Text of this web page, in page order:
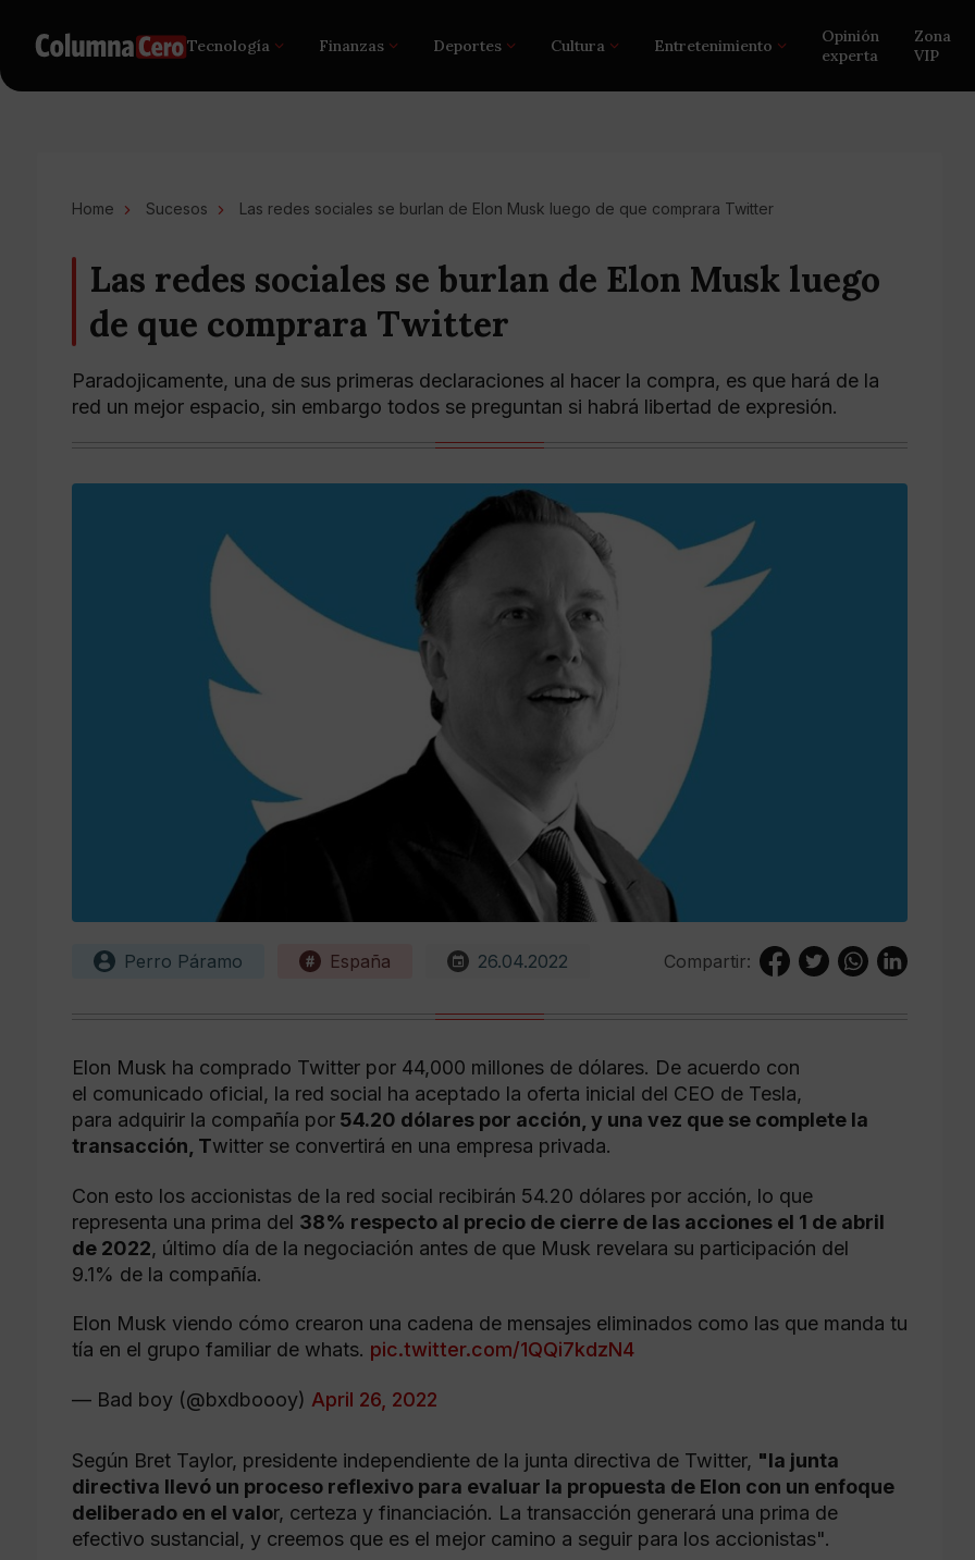
Tecnología Finanzas Deportes Cultura Entretenimiento
Opinión
experta
Zona
VIP
Home Sucesos Las redes sociales se burlan de Elon Musk luego de que comprara Twitter
Las redes sociales se burlan de Elon Musk luego
de que comprara Twitter
Paradojicamente, una de sus primeras declaraciones al hacer la compra, es que hará de la
red un mejor espacio, sin embargo todos se preguntan si habrá libertad de expresión.
Perro Páramo España 26.04.2022 Compartir:
Elon Musk ha comprado Twitter por 44,000 millones de dólares. De acuerdo con
el comunicado oficial, la red social ha aceptado la oferta inicial del CEO de Tesla,
para adquirir la compañía por 54.20 dólares por acción, y una vez que se complete la
transacción, Twitter se convertirá en una empresa privada.
Con esto los accionistas de la red social recibirán 54.20 dólares por acción, lo que
representa una prima del 38% respecto al precio de cierre de las acciones el 1 de abril
de 2022, último día de la negociación antes de que Musk revelara su participación del
9.1% de la compañía.
Elon Musk viendo cómo crearon una cadena de mensajes eliminados como las que manda tu
tía en el grupo familiar de whats. pic.twitter.com/1QQi7kdzN4
— Bad boy (@bxdboooy) April 26, 2022
Según Bret Taylor, presidente independiente de la junta directiva de Twitter, "la junta
directiva llevó un proceso reflexivo para evaluar la propuesta de Elon con un enfoque
deliberado en el valor, certeza y financiación. La transacción generará una prima de
efectivo sustancial, y creemos que es el mejor camino a seguir para los accionistas".